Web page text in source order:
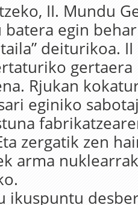
II. Mundu
egin
deiturikoa.
Rjukan
eginiko
zergatik zen
arma
ikuspuntu